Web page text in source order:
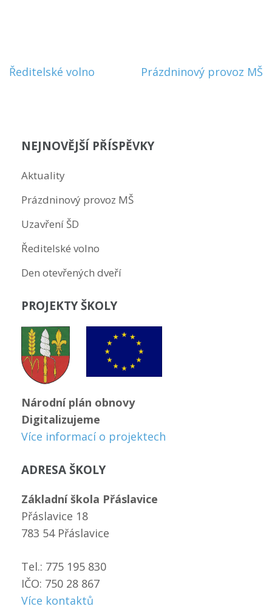
Navigace
Ředitelské volno Prázdninový provoz MŠ
NEJNOVĚJŠÍ PŘÍSPĚVKY
Aktuality
Prázdninový provoz MŠ
Uzavření ŠD
Ředitelské volno
Den otevřených dveří
PROJEKTY ŠKOLY
Národní plán obnovy
Digitalizujeme
Více informací o projektech
ADRESA ŠKOLY
Základní škola Přáslavice
Přáslavice 18
783 54 Přáslavice
Tel.: 775 195 830
IČO: 750 28 867
Více kontaktů